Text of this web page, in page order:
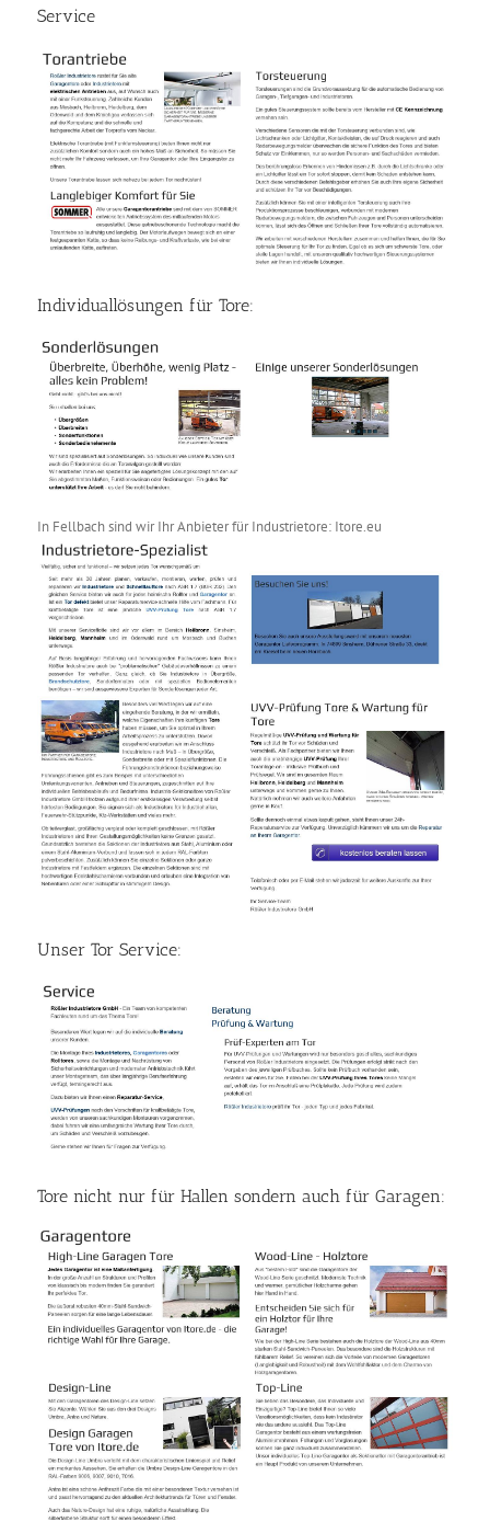
Service
Individuallösungen für Tore:
In Fellbach sind wir Ihr Anbieter für Industrietore: Itore.eu
Unser Tor Service:
Tore nicht nur für Hallen sondern auch für Garagen: